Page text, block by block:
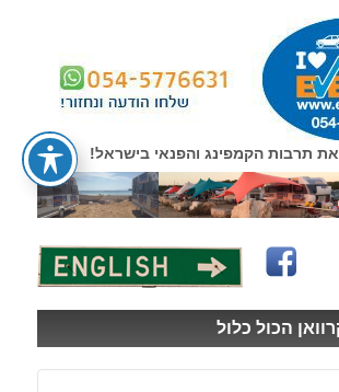
את תרבות הקמפינג והפנאי בישראל!
הכול כלול